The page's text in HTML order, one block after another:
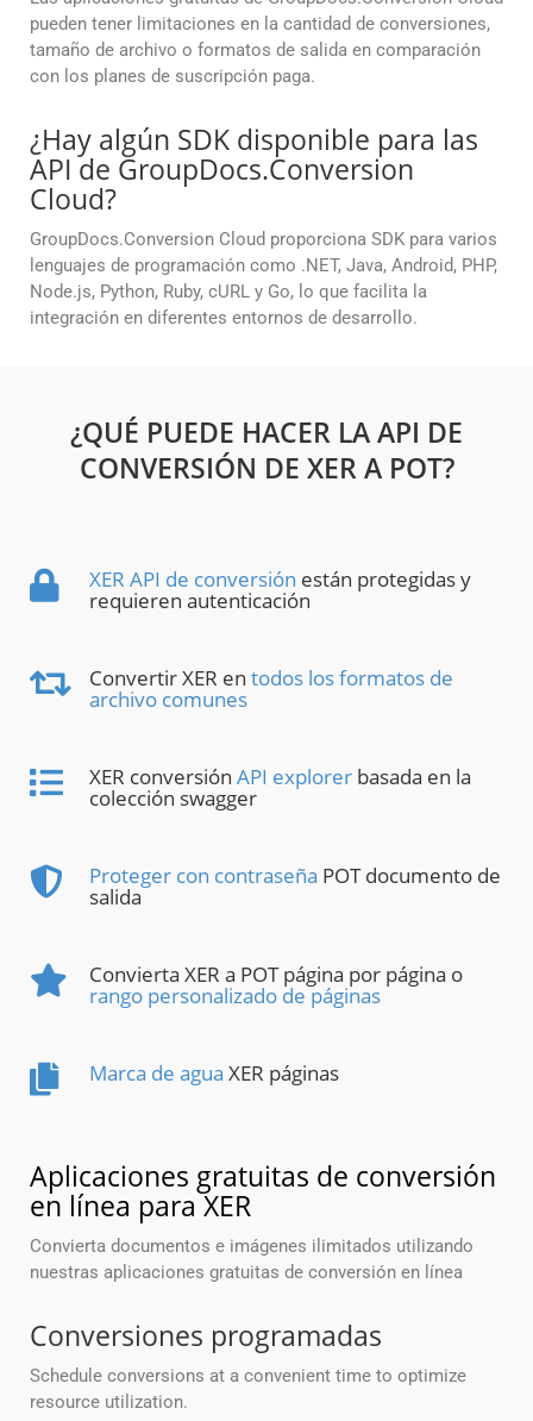
pueden tener limitaciones en la cantidad de conversiones,
tamaño de archivo o formatos de salida en comparación
con los planes de suscripción paga.
¿Hay algún SDK disponible para las
API de GroupDocs.Conversion
Cloud?
GroupDocs.Conversion Cloud proporciona SDK para varios
lenguajes de programación como .NET, Java, Android, PHP,
Node.js, Python, Ruby, cURL y Go, lo que facilita la
integración en diferentes entornos de desarrollo.
¿QUÉ PUEDE HACER LA API DE
CONVERSIÓN DE XER A POT?
XER API de conversión están protegidas y
requieren autenticación
Convertir XER en todos los formatos de
archivo comunes
XER conversión API explorer basada en la
colección swagger
Proteger con contraseña POT documento de
salida
Convierta XER a POT página por página o
rango personalizado de páginas
Marca de agua XER páginas
Aplicaciones gratuitas de conversión
en línea para XER
Convierta documentos e imágenes ilimitados utilizando
nuestras aplicaciones gratuitas de conversión en línea
Conversiones programadas
Schedule conversions at a convenient time to optimize
resource utilization.